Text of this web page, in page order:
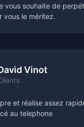
vous souhaite de
vous le méritez.
Vinot
et réalise assez
au telephone